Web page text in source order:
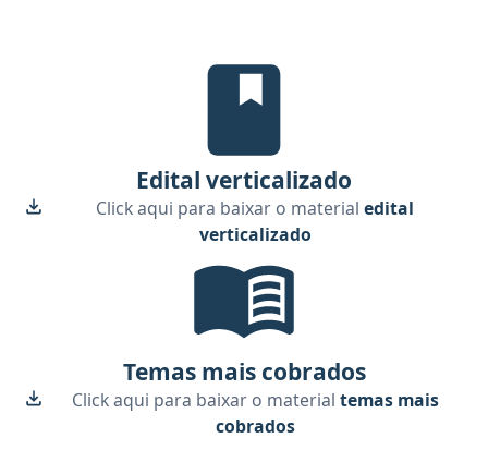
Edital Verticalizado, material
Edital verticalizado
Click aqui para baixar o materialedital
verticalizado
Temas mais cobrados
Click aqui para baixar o material temas mais
cobrados